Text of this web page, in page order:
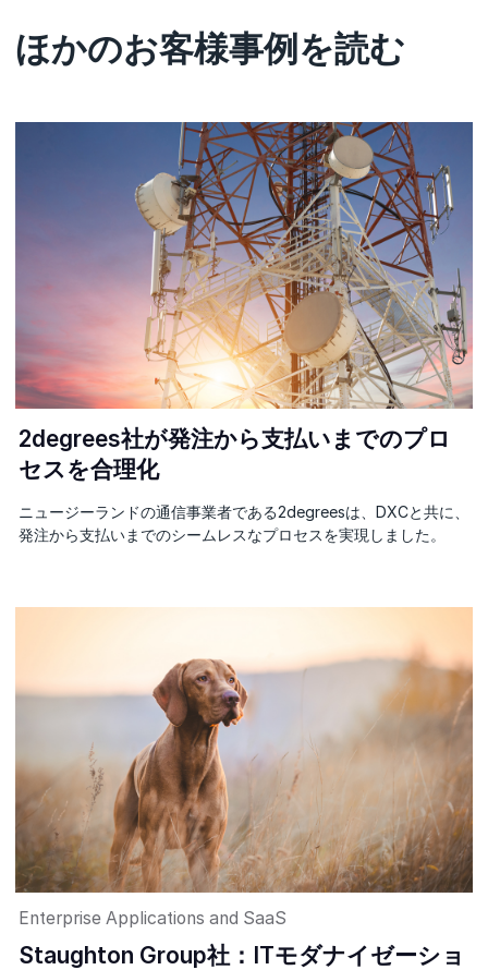
ほかのお客様事例を読む
2degrees社が発注から支払いまでのプロ
セスを合理化
ニュージーランドの通信事業者である2degreesは、DXCと共に、
発注から支払いまでのシームレスなプロセスを実現しました。
Enterprise Applications and SaaS
Staughton Group社：ITモダナイゼーショ